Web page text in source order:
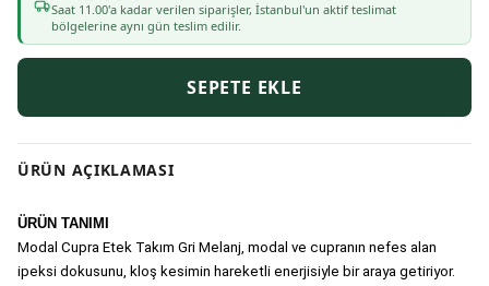
Saat 11 .00'a kadar verilen siparişler, İstanbul'un aktif teslimat
bölgelerine aynı gün teslim edilir.
SEPETE EKLE
ÜRÜN AÇIKLAMASI
ÜRÜN TANIMI
Modal Cupra Etek Takım Gri Melanj, modal ve cupranın nefes alan
ipeksi dokusunu, kloş kesimin hareketli enerjisiyle bir araya getiriyor.